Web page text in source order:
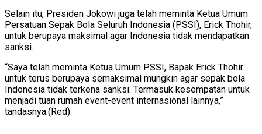
Selain itu, Presiden Jokowi juga telah meminta Ketua Umum
Persatuan Sepak Bola Seluruh Indonesia (PSSI), Erick Thohir,
untuk berupaya maksimal agar Indonesia tidak mendapatkan
sanksi.
“Saya telah meminta Ketua Umum PSSI, Bapak Erick Thohir
untuk terus berupaya semaksimal mungkin agar sepak bola
Indonesia tidak terkena sanksi. Termasuk kesempatan untuk
menjadi tuan rumah event-event internasional lainnya,”
tandasnya.(Red)